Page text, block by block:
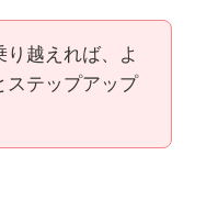
り越えれば、よ
ステップアップ